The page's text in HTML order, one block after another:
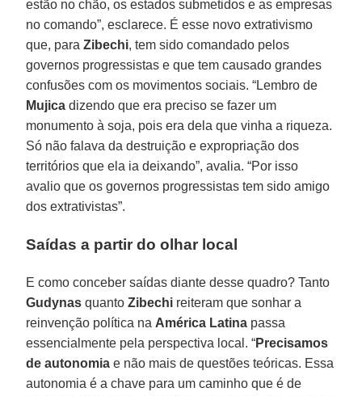
estão no chão, os estados submetidos e as empresas
no comando”, esclarece. É esse novo extrativismo
que, paraZibechi, tem sido comandado pelos
governos progressistas e que tem causado grandes
confusões com os movimentos sociais. “Lembro de
Mujica dizendo que era preciso se fazer um
monumento à soja, pois era dela que vinha a riqueza.
Só não falava da destruição e expropriação dos
territórios que ela ia deixando”, avalia. “Por isso
avalio que os governos progressistas tem sido amigo
dos extrativistas”.
Saídas a partir do olhar local
E como conceber saídas diante desse quadro? Tanto
Gudynas quantoZibechi reiteram que sonhar a
reinvenção política na América Latina passa
essencialmente pela perspectiva local. “Precisamos
de autonomia e não mais de questões teóricas. Essa
autonomia é a chave para um caminho que é de